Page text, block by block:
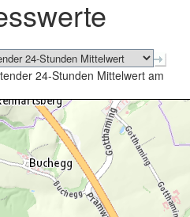
schließen
24-Stunden Mittelwert am